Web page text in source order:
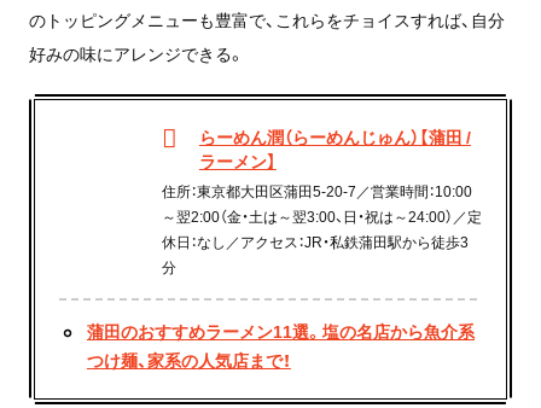
のトッピングメニューも豊富で、これらをチョイスすれば、自分
好みの味にアレンジできる。
らーめん潤（らーめんじゅん）【蒲田 /
ラーメン】
住所：東京都大田区蒲田5-20-7／営業時間：10:00
～翌2:00（金・土は～翌3:00、日・祝は～24:00）／定
休日：なし／アクセス：JR・私鉄蒲田駅から徒歩3
分
蒲田のおすすめラーメン11選。塩の名店から魚介系
つけ麺、家系の人気店まで！